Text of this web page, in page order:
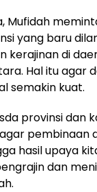
Mufidah
yang baru
kerajinan di
Hal itu agar
semakin kuat.
provinsi dan
pembinaan
hasil upaya
dan